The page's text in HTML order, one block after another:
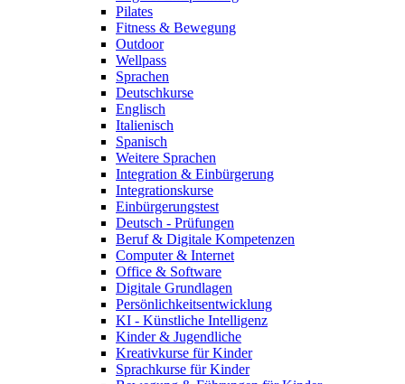
Pilates
Fitness & Bewegung
Outdoor
Wellpass
Sprachen
Deutschkurse
Englisch
Italienisch
Spanisch
Weitere Sprachen
Integration & Einbürgerung
Integrationskurse
Einbürgerungstest
Deutsch - Prüfungen
Beruf & Digitale Kompetenzen
Computer & Internet
Office & Software
Digitale Grundlagen
Persönlichkeitsentwicklung
KI - Künstliche Intelligenz
Kinder & Jugendliche
Kreativkurse für Kinder
Sprachkurse für Kinder